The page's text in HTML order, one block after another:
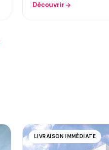
Découvrir
LIVRAISON IMMÉDIATE